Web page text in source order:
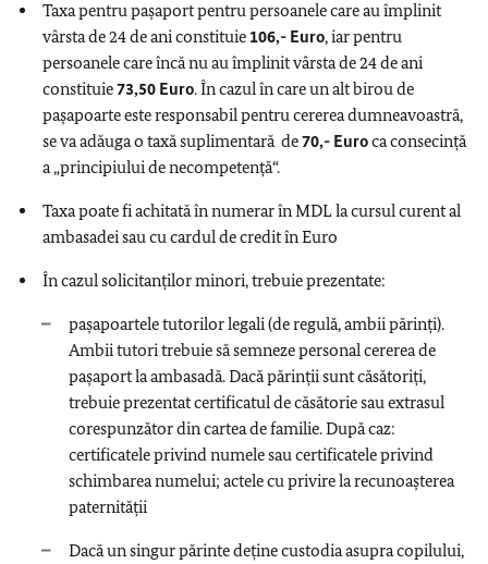
Taxa pentru pașaport pentru persoanele care au împlinit
vârsta de 24 de ani constituie 106,- Euro, iar pentru
persoanele care încă nu au împlinit vârsta de 24 de ani
constituie73,50 Euro. În cazul în care un alt birou de
pașapoarte este responsabil pentru cererea dumneavoastră,
se va adăuga o taxă suplimentară de70,- Euroca consecință
a „principiului de necompetență“.
Taxa poate fi achitată în numerar în MDL la cursul curent al
ambasadei sau cu cardul de credit în Euro
În cazul solicitanților minori, trebuie prezentate:
pașapoartele tutorilor legali (de regulă, ambii părinți).
Ambii tutori trebuie să semneze personal cererea de
pașaport la ambasadă. Dacă părinții sunt căsătoriți,
trebuie prezentat certificatul de căsătorie sau extrasul
corespunzător din cartea de familie. După caz:
certificatele privind numele sau certificatele privind
schimbarea numelui; actele cu privire la recunoaşterea
paternităţii
Dacă un singur părinte deţine custodia asupra copilului,